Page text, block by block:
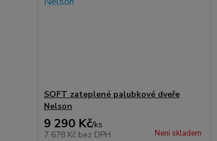
SOFT zateplené palubkové dveře
Nelson
9 290 Kč/ks
7 678 Kč bez DPH Není skladem